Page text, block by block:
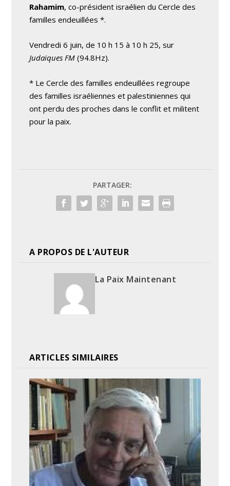
Rahamim, co-président israélien du Cercle des
familles endeuillées *.
Vendredi 6 juin, de 10 h 15 à 10 h 25, sur
Judaïques FM (94.8Hz).
* Le Cercle des familles endeuillées regroupe
des familles israéliennes et palestiniennes qui
ont perdu des proches dans le conflit et militent
pour la paix.
PARTAGER:
A PROPOS DE L'AUTEUR
La Paix Maintenant
ARTICLES SIMILAIRES